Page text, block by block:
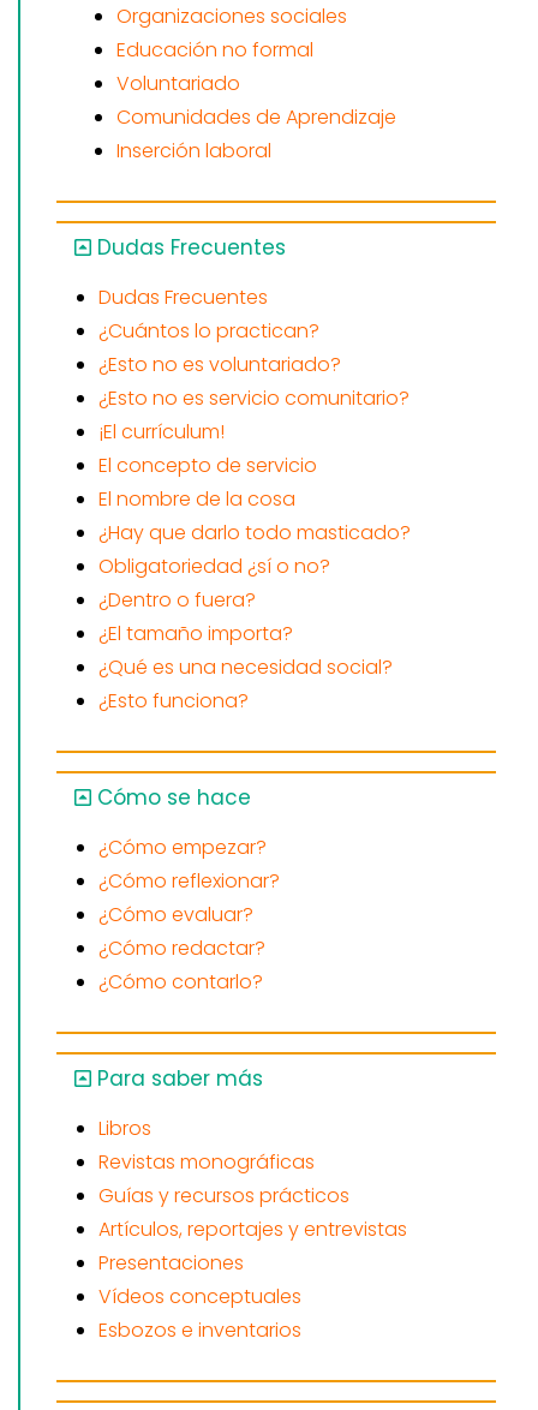
Organizaciones sociales
Educación no formal
Voluntariado
Comunidades de Aprendizaje
Inserción laboral
Dudas Frecuentes
Dudas Frecuentes
¿Cuántos lo practican?
¿Esto no es voluntariado?
¿Esto no es servicio comunitario?
¡El currículum!
El concepto de servicio
El nombre de la cosa
¿Hay que darlo todo masticado?
Obligatoriedad ¿sí o no?
¿Dentro o fuera?
¿El tamaño importa?
¿Qué es una necesidad social?
¿Esto funciona?
Cómo se hace
¿Cómo empezar?
¿Cómo reflexionar?
¿Cómo evaluar?
¿Cómo redactar?
¿Cómo contarlo?
Para saber más
Libros
Revistas monográficas
Guías y recursos prácticos
Artículos, reportajes y entrevistas
Presentaciones
Vídeos conceptuales
Esbozos e inventarios